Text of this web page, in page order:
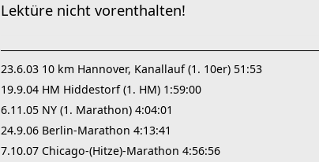
Lektüre nicht vorenthalten!
23.6.03 10 km Hannover, Kanallauf (1. 10er) 51:53
19.9.04 HM Hiddestorf (1. HM) 1:59:00
6.11.05 NY (1. Marathon) 4:04:01
24.9.06 Berlin-Marathon 4:13:41
7.10.07 Chicago-(Hitze)-Marathon 4:56:56